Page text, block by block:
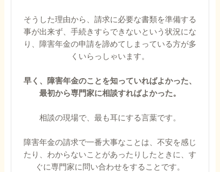
そうした理由から、請求に必要な書類を準備する
事が出来ず、手続きすらできないという状況にな
り、障害年金の申請を諦めてしまっている方が多
くいらっしゃいます。
早く、障害年金のことを知っていればよかった、
最初から専門家に相談すればよかった。
相談の現場で、最も耳にする言葉です。
障害年金の請求で一番大事なことは、不安を感じ
たり、わからないことがあったりしたときに、す
ぐに専門家に問い合わせをすることです。